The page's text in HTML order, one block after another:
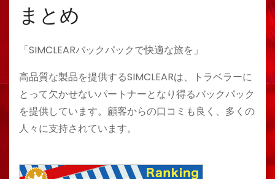
まとめ
「SIMCLEARバックパックで快適な旅を」
高品質な製品を提供するSIMCLEARは、トラベラーに
とって欠かせないパートナーとなり得るバックパック
を提供しています。顧客からの口コミも良く、多くの
人々に支持されています。